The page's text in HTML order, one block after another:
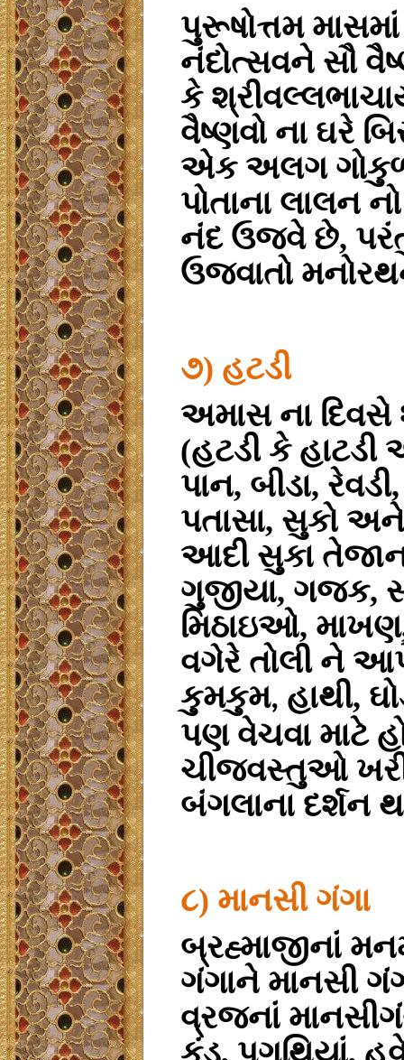
પુરૂષોત્તમ
નંદોત્સવને સૌ
કે
વૈષ્ણવો ના ઘરે
એક અલગ ગોકુળ
પોતાના લાલન
નંદ ઉજવે છે,
ઉજવાતો
૭) હટડી
અમાસ ના દિવસે
(હટડી કે
પાન, બીડા,
પતાસા, સુકો
આદી સુકા
ગુજીયા, ગજક,
મિઠાઇઓ,
વગેરે તોલી ને આપે
કુમકુમ, હાથી,
પણ વેચવા માટે
ચીજવસ્તુઓ
બંગલાના દર્શન
૮) માનસી ગંગા
બ્રહ્માજીનાં
ગંગાને માનસી
વ્રજનાં